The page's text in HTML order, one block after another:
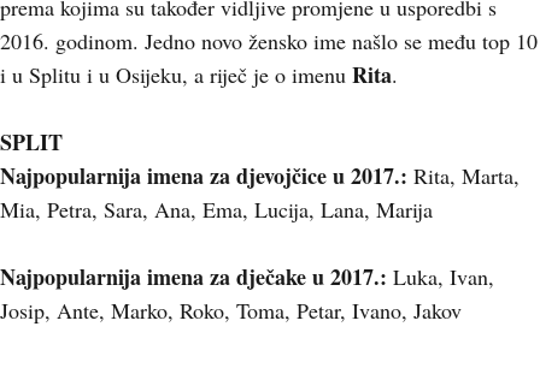
prema kojima su također vidljive promjene u usporedbi s
2016. godinom. Jedno novo žensko ime našlo se među top 10
i u Splitu i u Osijeku, a riječ je o imenu Rita.
SPLIT
Najpopularnija imena za djevojčice u 2017.: Rita, Marta,
Mia, Petra, Sara, Ana, Ema, Lucija, Lana, Marija
Najpopularnija imena za dječake u 2017.: Luka, Ivan,
Josip, Ante, Marko, Roko, Toma, Petar, Ivano, Jakov